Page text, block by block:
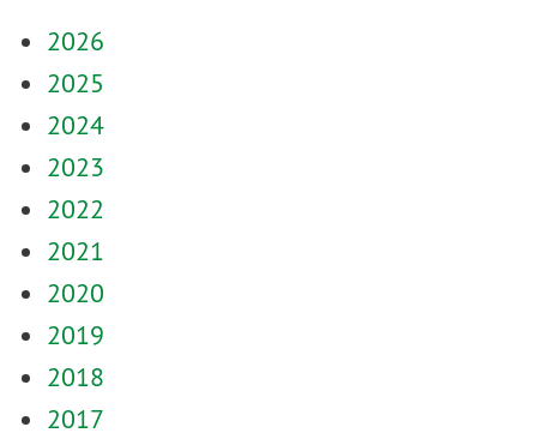
2026
2025
2024
2023
2022
2021
2020
2019
2018
2017